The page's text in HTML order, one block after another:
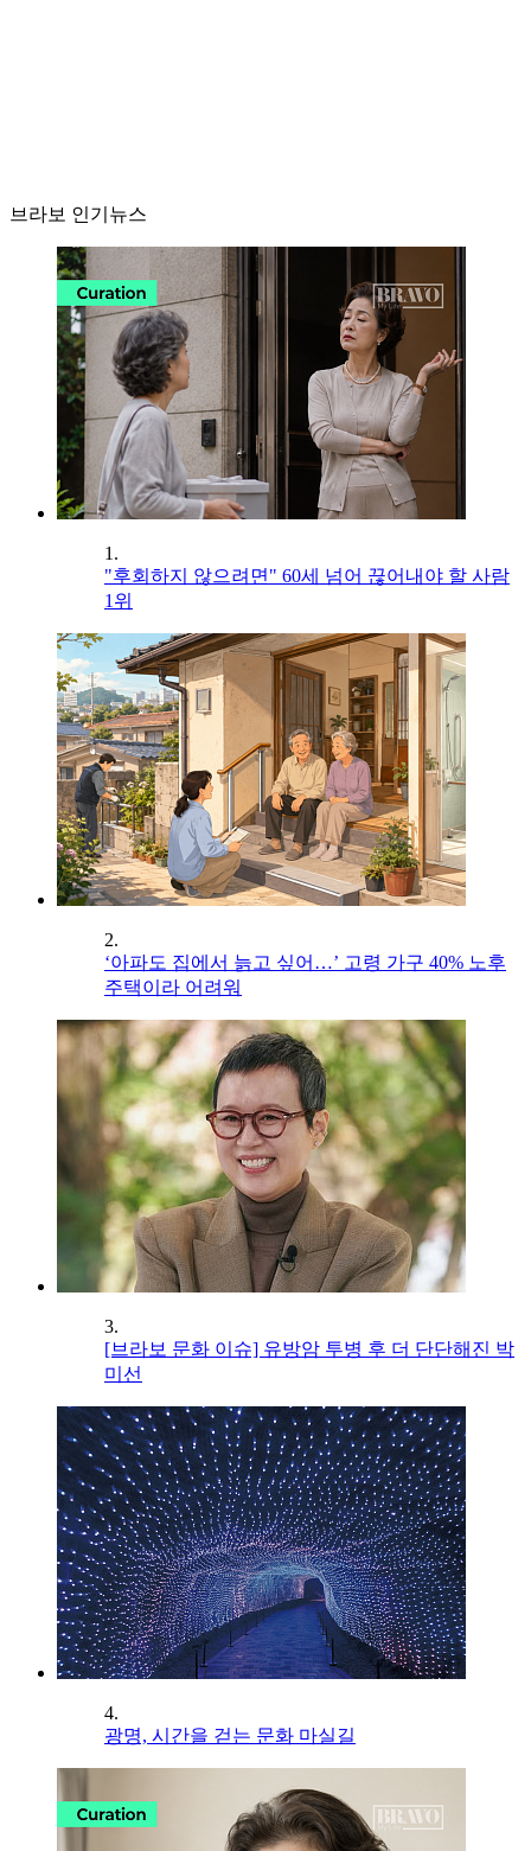
브라보 인기뉴스
1.
"후회하지 않으려면" 60세 넘어 끊어내야 할 사람
1위
2.
‘아파도 집에서 늙고 싶어…’ 고령 가구 40% 노후
주택이라 어려워
3.
[브라보 문화 이슈] 유방암 투병 후 더 단단해진 박
미선
4.
광명, 시간을 걷는 문화 마실길